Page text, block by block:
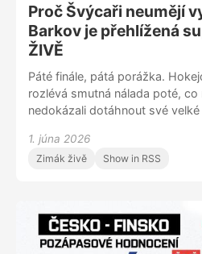
Proč Švýcaři neumějí
Barkov je přehlížená
ŽIVĚ
Páté finále, pátá porážka.
rozlévá smutná nálada poté,
nedokázali dotáhnout své
Finálová bída Švýcarů byla
pondělního ZIMÁKU ŽIVĚ,
vítěznou mentalitou? Vedle
skvělá připravenost čerstvých
jejich čele stojí Aleksander
1. júna 2026
Zimák živě Show in RSS